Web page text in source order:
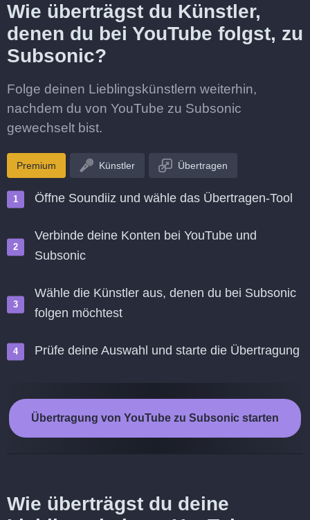
Wie überträgst du Künstler,
denen du bei YouTube folgst, zu
Subsonic?
Folge deinen Lieblingskünstlern weiterhin,
nachdem du von YouTube zu Subsonic
gewechselt bist.
Premium Künstler Übertragen
Öffne Soundiiz und wähle das Übertragen-Tool
Verbinde deine Konten bei YouTube und
Subsonic
Wähle die Künstler aus, denen du bei Subsonic
folgen möchtest
Prüfe deine Auswahl und starte die Übertragung
Übertragung von YouTube zu Subsonic starten
Wie überträgst du deine